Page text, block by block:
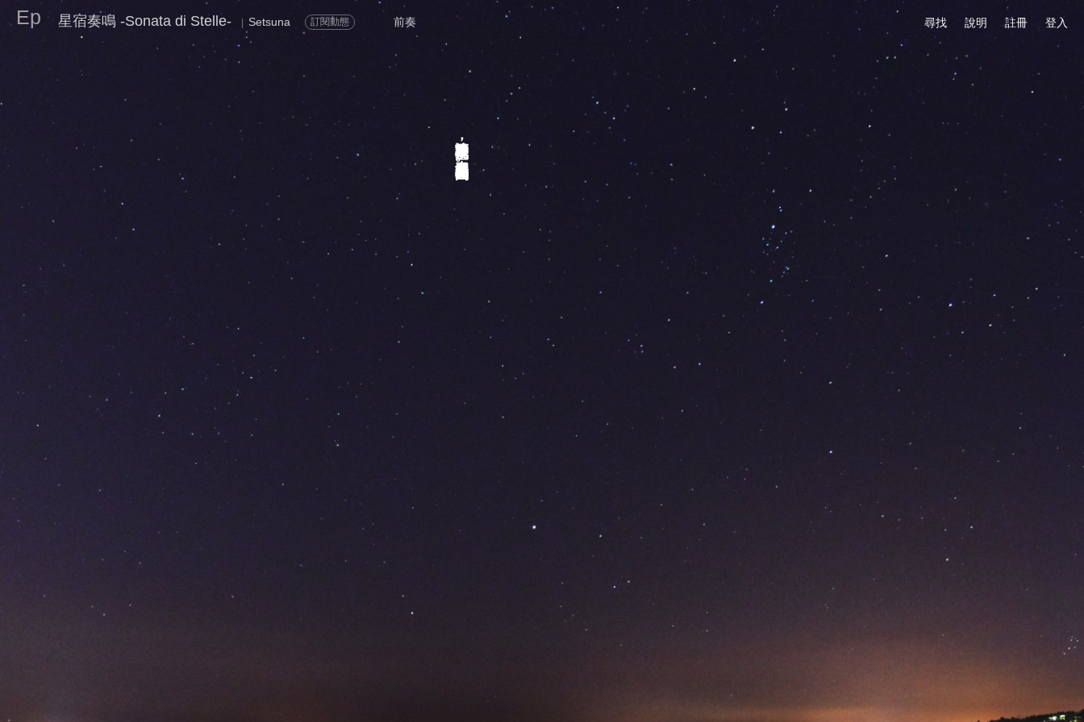
Ep 星宿奏鳴 -Sonata di Stelle- Setsuna 訂閱動態 前奏 尋找 說明 註冊 登入
讓繁星照亮夜空，奏出屬於黑夜的奏鳴曲。